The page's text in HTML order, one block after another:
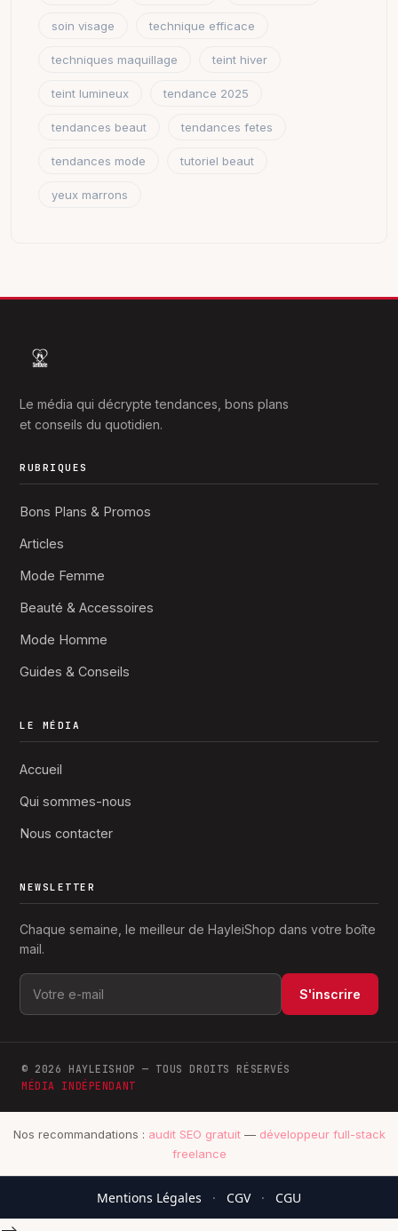
soin visage technique efficace
techniques maquillage teint hiver
teint lumineux tendance 2025
tendances beaut tendances fetes
tendances mode tutoriel beaut
yeux marrons
Le média qui décrypte tendances, bons plans
et conseils du quotidien.
RUBRIQUES
Bons Plans & Promos
Articles
Mode Femme
Beauté & Accessoires
Mode Homme
Guides & Conseils
LE MÉDIA
Accueil
Qui sommes-nous
Nous contacter
NEWSLETTER
Chaque semaine, le meilleur de HayleiShop dans votre boîte
mail.
S'inscrire
© 2026 HAYLEISHOP — TOUS DROITS RÉSERVÉS
MÉDIA INDÉPENDANT
Nos recommandations : audit SEO gratuit— développeur full-stack
freelance
Mentions Légales · CGV ·
CGU